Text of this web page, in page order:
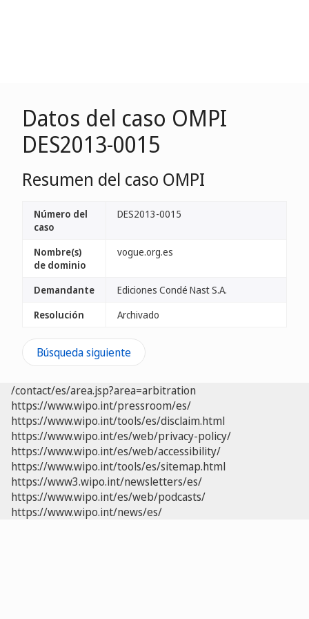
Datos del caso OMPI
DES2013-0015
Resumen del caso OMPI
Número del
caso
DES2013-0015
Nombre(s)
de dominio
vogue.org.es
Demandante
Ediciones Condé Nast S.A.
Resolución
Archivado
Búsqueda siguiente
/contact/es/area.jsp?area=arbitration
https://www.wipo.int/pressroom/es/
https://www.wipo.int/tools/es/disclaim.html
https://www.wipo.int/es/web/privacy-policy/
https://www.wipo.int/es/web/accessibility/
https://www.wipo.int/tools/es/sitemap.html
https://www3.wipo.int/newsletters/es/
https://www.wipo.int/es/web/podcasts/
https://www.wipo.int/news/es/